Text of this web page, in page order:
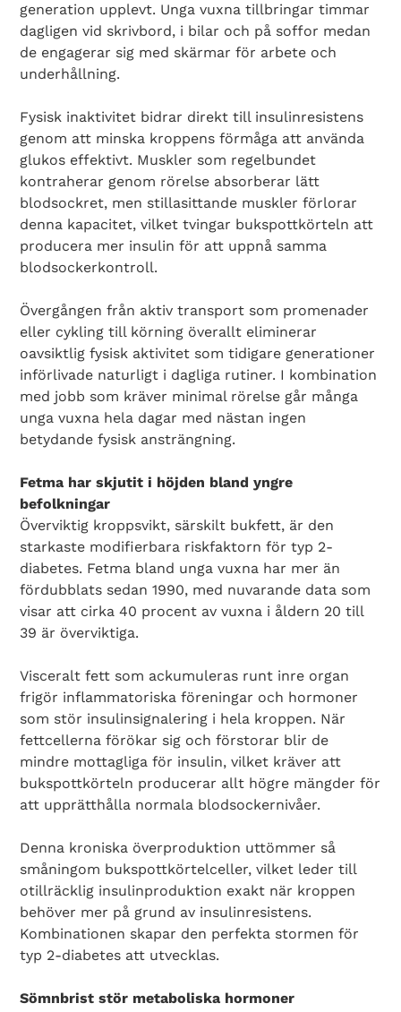
generation upplevt. Unga vuxna tillbringar timmar
dagligen vid skrivbord, i bilar och på soffor medan
de engagerar sig med skärmar för arbete och
underhållning.
Fysisk inaktivitet bidrar direkt till insulinresistens
genom att minska kroppens förmåga att använda
glukos effektivt. Muskler som regelbundet
kontraherar genom rörelse absorberar lätt
blodsockret, men stillasittande muskler förlorar
denna kapacitet, vilket tvingar bukspottkörteln att
producera mer insulin för att uppnå samma
blodsockerkontroll.
Övergången från aktiv transport som promenader
eller cykling till körning överallt eliminerar
oavsiktlig fysisk aktivitet som tidigare generationer
införlivade naturligt i dagliga rutiner. I kombination
med jobb som kräver minimal rörelse går många
unga vuxna hela dagar med nästan ingen
betydande fysisk ansträngning.
Fetma har skjutit i höjden bland yngre
befolkningar
Överviktig kroppsvikt, särskilt bukfett, är den
starkaste modifierbara riskfaktorn för typ 2-
diabetes. Fetma bland unga vuxna har mer än
fördubblats sedan 1990, med nuvarande data som
visar att cirka 40 procent av vuxna i åldern 20 till
39 är överviktiga.
Visceralt fett som ackumuleras runt inre organ
frigör inflammatoriska föreningar och hormoner
som stör insulinsignalering i hela kroppen. När
fettcellerna förökar sig och förstorar blir de
mindre mottagliga för insulin, vilket kräver att
bukspottkörteln producerar allt högre mängder för
att upprätthålla normala blodsockernivåer.
Denna kroniska överproduktion uttömmer så
småningom bukspottkörtelceller, vilket leder till
otillräcklig insulinproduktion exakt när kroppen
behöver mer på grund av insulinresistens.
Kombinationen skapar den perfekta stormen för
typ 2-diabetes att utvecklas.
Sömnbrist stör metaboliska hormoner